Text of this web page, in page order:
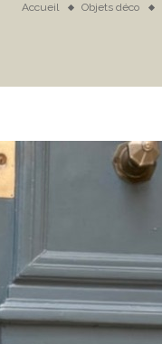
Accueil Objets déco